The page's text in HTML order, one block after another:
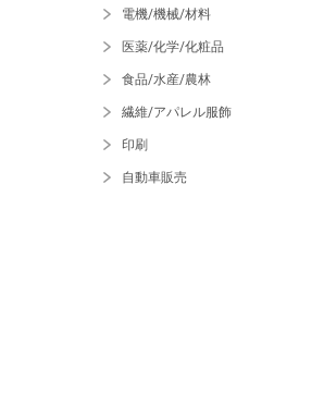
電機/機械/材料
医薬/化学/化粧品
食品/水産/農林
繊維/アパレル服飾
印刷
自動車販売